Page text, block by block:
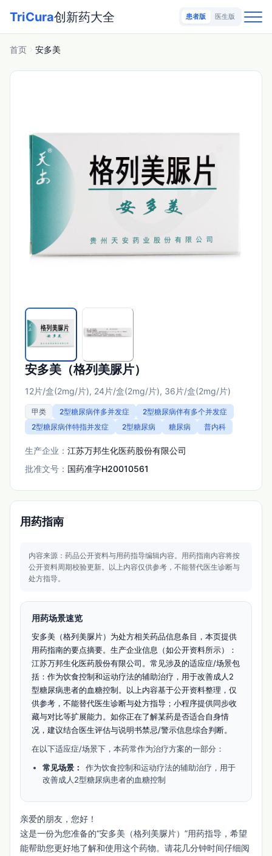
TriCura创新药大全 患者版 医生版
首页 安多美
安多美（格列美脲片）
12片/盒(2mg/片), 24片/盒(2mg/片), 36片/盒(2mg/片)
甲类 2型糖尿病伴多并发症
2型糖尿病伴有多个并发症
2型糖尿病伴特指并发症
2型糖尿病 糖尿病 普内科
生产企业： 江苏万邦生化医药股份有限公司
批准文号： 国药准字H20010561
用药指南
内容来源：药品公开资料与用药指导编辑内容。 用药指南内容将按
公开资料周期校验更新。 以上内容仅供参考，不能替代医生诊断与
处方指导。
用药场景速览
安多美（格列美脲片）为处方相关药品信息条目，本页提供
用药指南的要点摘要。生产企业信息（如公开资料所示）：
江苏万邦生化医药股份有限公司。常见涉及的适应症/场景包
括：作为饮食控制和运动疗法的辅助治疗，用于改善成人2
型糖尿病患者的血糖控制。以上内容基于公开资料整理，仅
供参考，不能替代医生诊断与处方指导；小程序提供同步收
藏与对比等扩展能力。如你正在了解某药是否适合自身情
况，建议结合医生评估与说明书禁忌/警示信息综合判断。
在以下适应症/场景下，本药常作为治疗方案的一部分：
常见场景：
作为饮食控制和运动疗法的辅助治疗，用于
改善成人2型糖尿病患者的血糖控制
亲爱的朋友，您好！
这是一份为您准备的“安多美（格列美脲片）”用药指导，希望
能帮助您更好地了解和使用这个药物。请花几分钟时间仔细阅